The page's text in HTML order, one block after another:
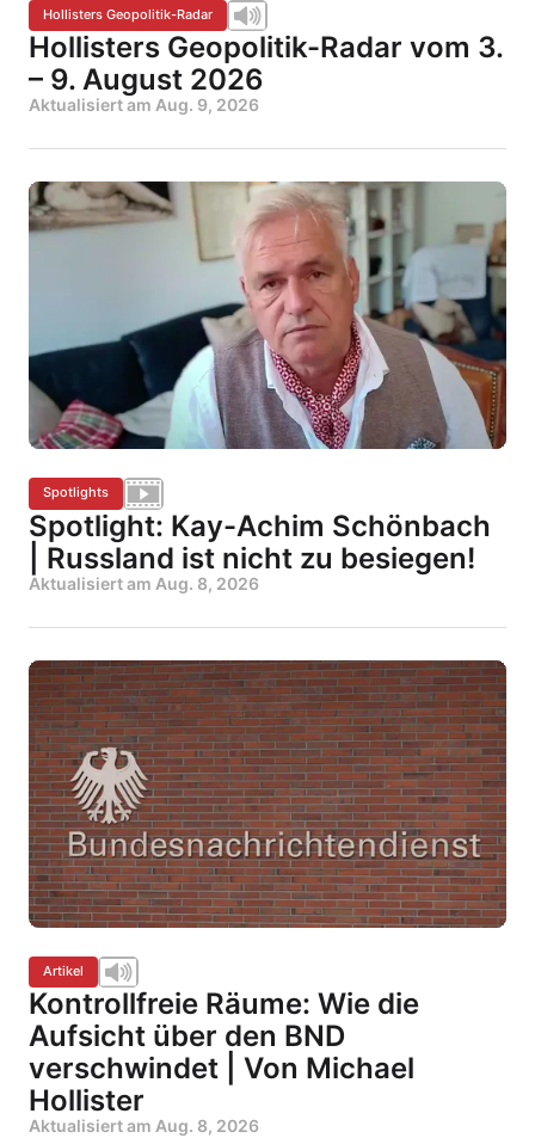
Hollisters Geopolitik-Radar
Hollisters Geopolitik-Radar vom 3.
– 9. August 2026
Aktualisiert am Aug. 9, 2026
Spotlights
Spotlight: Kay-Achim Schönbach
| Russland ist nicht zu besiegen!
Aktualisiert am Aug. 8, 2026
Artikel
Kontrollfreie Räume: Wie die
Aufsicht über den BND
verschwindet | Von Michael
Hollister
Aktualisiert am Aug. 8, 2026